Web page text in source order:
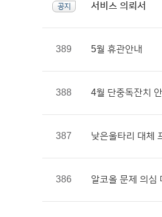
공지 서비스 의뢰서
389 5월 휴관안내
388 4월 단중독잔치
387 낮은울타리 대체
386 알코올 문제 의심